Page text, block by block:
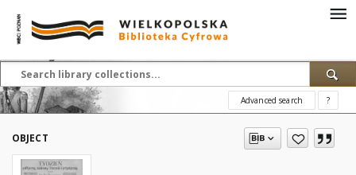
Advanced search ?
OBJECT